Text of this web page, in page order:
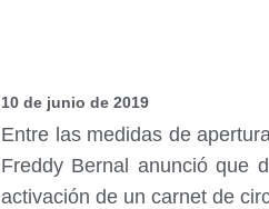
10 de junio de 2019
Entre las medidas de
Freddy Bernal anunció que
activación de un carnet de